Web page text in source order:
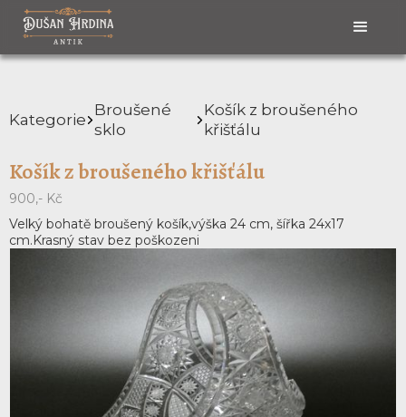
Kategorie
Broušené
sklo
Košík z broušeného
křišťálu
Košík z broušeného křišťálu
900,- Kč
Velký bohatě broušený košík,výška 24 cm, šířka 24x17
cm.Krasný stav bez poškozeni